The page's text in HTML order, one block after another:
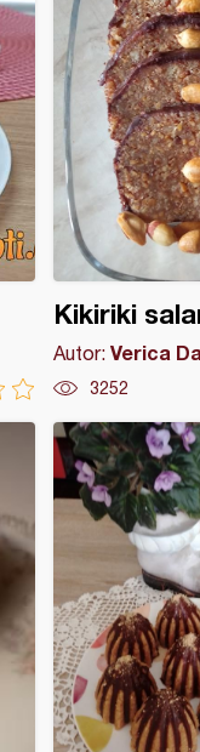
Kikiriki
Autor:Verica
3252